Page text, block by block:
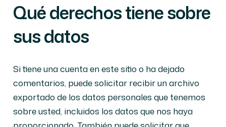
Qué derechos tiene sobre
sus datos
Si tiene una cuenta en este sitio o ha dejado
comentarios, puede solicitar recibir un archivo
exportado de los datos personales que tenemos
sobre usted, incluidos los datos que nos haya